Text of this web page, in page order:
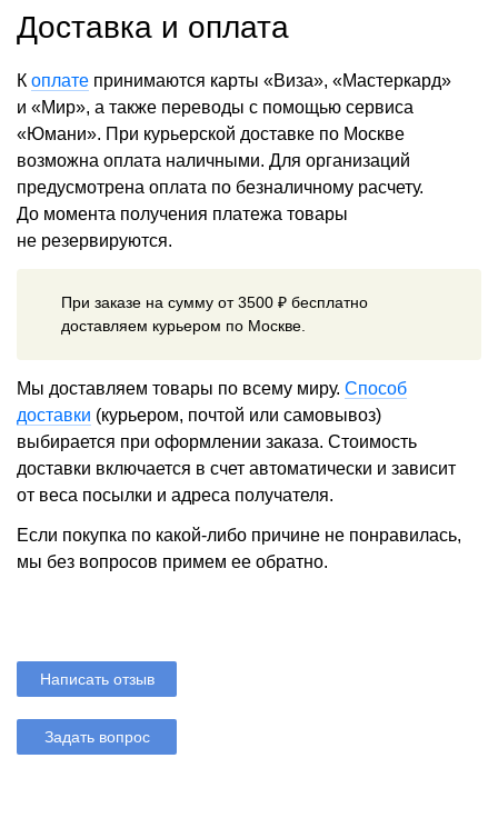
Доставка и оплата
К оплате принимаются карты «Виза», «Мастеркард»
и «Мир», а также переводы с помощью сервиса
«Юмани». При курьерской доставке по Москве
возможна оплата наличными. Для организаций
предусмотрена оплата по безналичному расчету.
До момента получения платежа товары
не резервируются.
При заказе на сумму от 3500 ₽ бесплатно
доставляем курьером по Москве.
Мы доставляем товары по всему миру. Способ
доставки (курьером, почтой или самовывоз)
выбирается при оформлении заказа. Стоимость
доставки включается в счет автоматически и зависит
от веса посылки и адреса получателя.
Если покупка по какой-либо причине не понравилась,
мы без вопросов примем ее обратно.
Написать отзыв
Задать вопрос